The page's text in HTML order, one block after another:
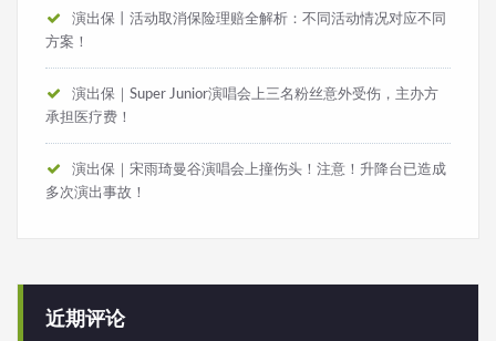
演出保丨活动取消保险理赔全解析：不同活动情况对应不同
方案！
演出保｜Super Junior演唱会上三名粉丝意外受伤，主办方
承担医疗费！
演出保｜宋雨琦曼谷演唱会上撞伤头！注意！升降台已造成
多次演出事故！
近期评论